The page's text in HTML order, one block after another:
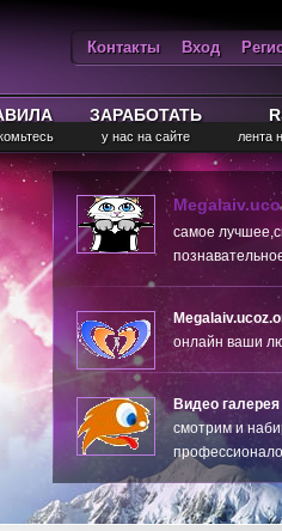
Контакты Вход
ЗАРАБОТАТЬ
у нас на сайте лента
самое
онлайн ваши
Видео
смотрим и